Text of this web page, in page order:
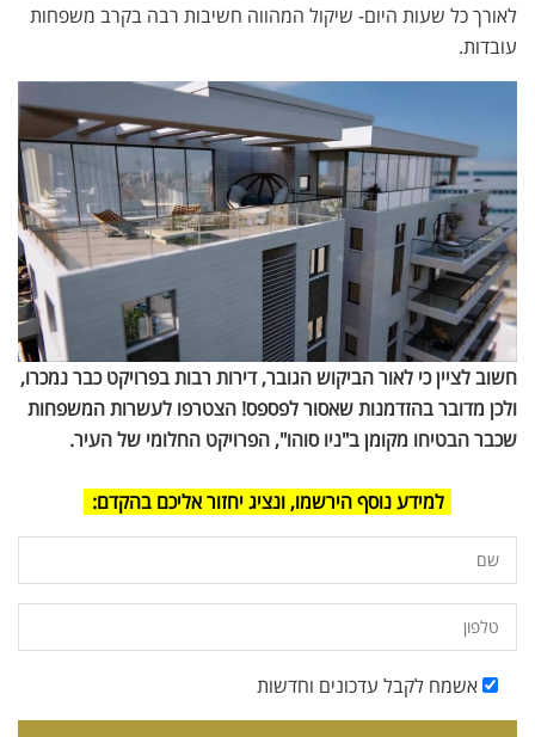
לאורך כל שעות היום- שיקול המהווה חשיבות רבה בקרב משפחות
עובדות.
חשוב לציין כי לאור הביקוש הגובר, דירות רבות בפרויקט כבר נמכרו,
ולכן מדובר בהזדמנות שאסור לפספס! הצטרפו לעשרות המשפחות
שכבר הבטיחו מקומן ב"ניו סוהו", הפרויקט החלומי של העיר.
למידע נוסף הירשמו, ונציג יחזור אליכם בהקדם:
אשמח לקבל עדכונים וחדשות